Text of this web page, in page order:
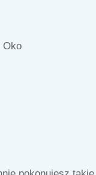
Oko